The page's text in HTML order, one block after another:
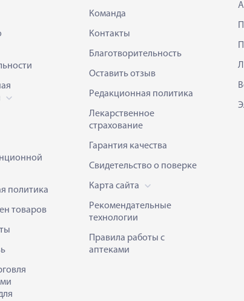
политика
товаров
Команда
Контакты
Благотворительность
Оставить отзыв
Редакционная политика
Лекарственное
страхование
Гарантия качества
Свидетельство о поверке
Карта сайта
Рекомендательные
технологии
Правила работы с
аптеками